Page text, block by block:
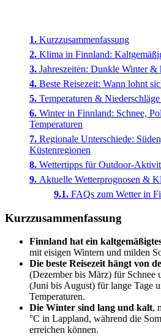
Kurzzusammenfassung
Klima in Finnland:
Jahreszeiten: Dunkle Winter &
Beste Reisezeit: Wann lohnt
Temperaturen &
Winter in Finnland: Schnee,
Temperaturen
Regionale Unterschiede:
Küstenregionen
Wettertipps für Outdoor-
Aktuelle Wetterprognosen &
FAQs zum Wetter in
Kurzzusammenfassung
Finnland hat ein
mit eisigen Wintern und milden
Die beste Reisezeit hängt von
(Dezember bis März) für Schnee
(Juni bis August) für lange Tage
Temperaturen.
Die Winter sind lang und kalt,
°C in Lappland, während die
erreichen können.